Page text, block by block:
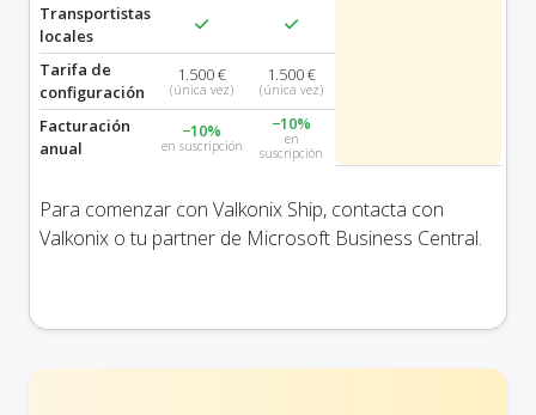
Transportistas
locales
Tarifa de
configuración
1.500 €
(única vez)
1.500 €
(única vez)
Facturación
anual
−10%
en suscripción
−10%
en
suscripción
Para comenzar con Valkonix Ship, contacta con
Valkonix o tu partner de Microsoft Business Central.